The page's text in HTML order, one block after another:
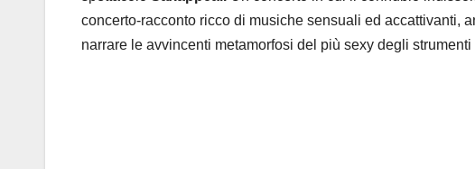
concerto-racconto ricco di musiche sensuali ed accattivanti,
narrare le avvincenti metamorfosi del più sexy degli strumenti